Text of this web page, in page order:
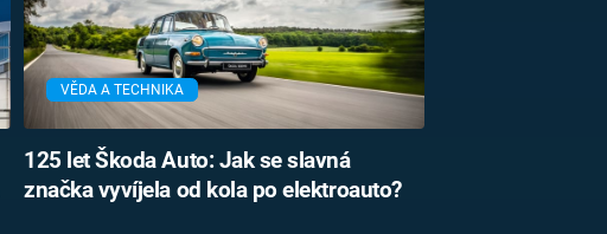
VĚDA A TECHNIKA
125 let Škoda Auto: Jak se slavná
značka vyvíjela od kola po elektroauto?